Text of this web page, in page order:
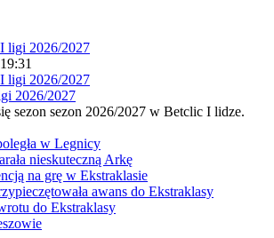
2026/2027
sezon sezon 2026/2027 w Betclic I lidze.
w Legnicy
nieskuteczną Arkę
na grę w Ekstraklasie
awans do Ekstraklasy
do Ekstraklasy